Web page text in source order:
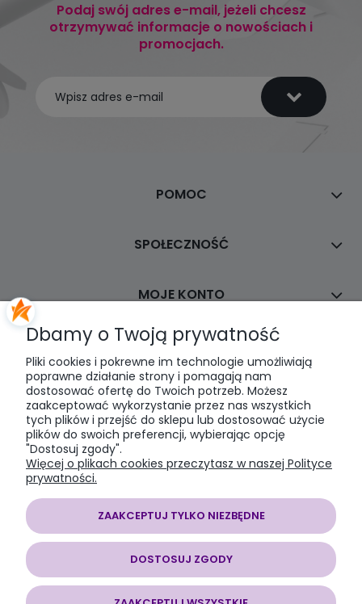
Podaj swój adres e-mail, jeżeli chcesz
otrzymywać informacje o nowościach i
promocjach.
POMOC
SPOŁECZNOŚĆ
MOJE KONTO
PŁATNOŚCI I DOSTAWA
INFORMACJE
O NAS
SOMAP sklep modelarski| al. Jana Pawła II 28, 43-100 Tychy, woj.
śląskie | E-mail:
| NIP:
6462056771 REGON: 240730965
Dbamy o Twoją prywatność
Pliki cookies i pokrewne im technologie umożliwiają
poprawne działanie strony i pomagają nam
dostosować ofertę do Twoich potrzeb. Możesz
zaakceptować wykorzystanie przez nas wszystkich
tych plików i przejść do sklepu lub dostosować użycie
plików do swoich preferencji, wybierając opcję
"Dostosuj zgody".
Więcej o plikach cookies przeczytasz w naszej Polityce
prywatności.
ZAAKCEPTUJ TYLKO NIEZBĘDNE
DOSTOSUJ ZGODY